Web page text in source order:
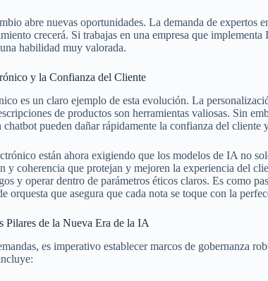
abre nuevas oportunidades. La demanda de expertos
crecerá. Si trabajas en una empresa que
habilidad muy valorada.
y la Confianza del Cliente
es un claro ejemplo de esta evolución. La
de productos son herramientas valiosas. Sin
chatbot pueden dañar rápidamente la confianza del cliente
están ahora exigiendo que los modelos de IA no
y coherencia que protejan y mejoren la experiencia del
y operar dentro de parámetros éticos claros. Es como
orquesta que asegura que cada nota se toque con la
Pilares de la Nueva Era de la IA
es imperativo establecer marcos de gobernanza